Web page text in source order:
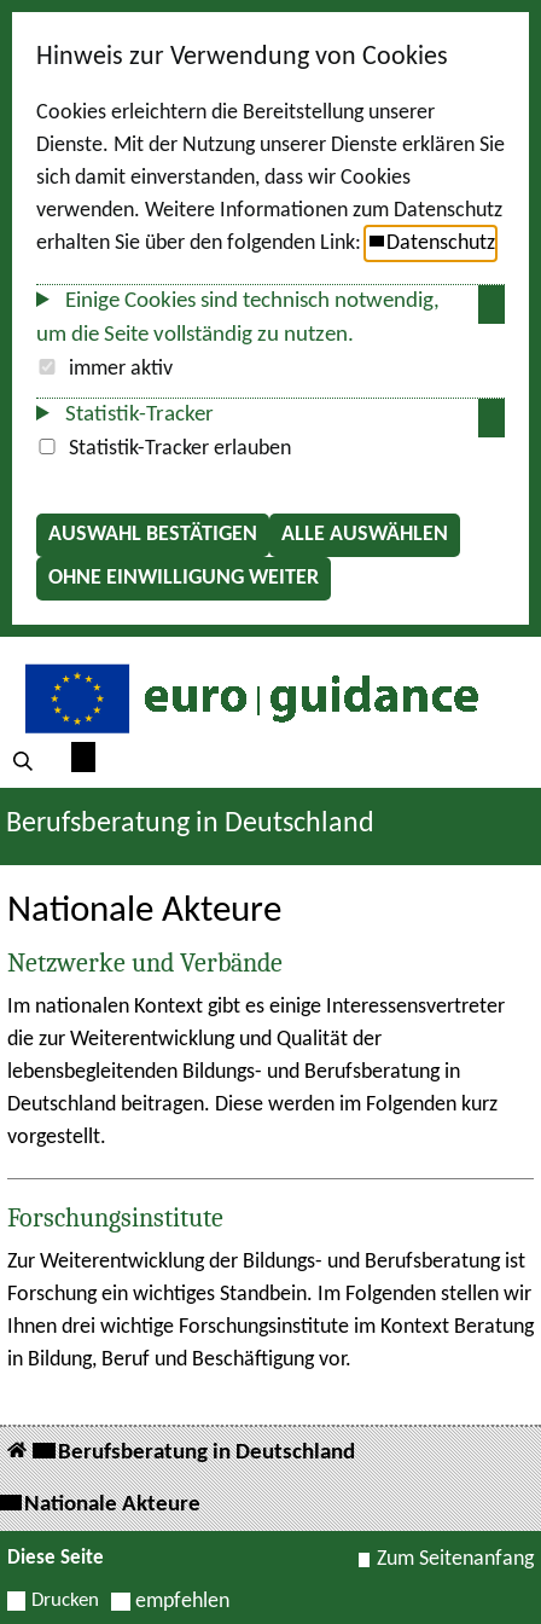
Hinweis zur Verwendung von Cookies
Cookies erleichtern die Bereitstellung unserer
Dienste. Mit der Nutzung unserer Dienste erklären Sie
sich damit einverstanden, dass wir Cookies
verwenden. Weitere Informationen zum Datenschutz
erhalten Sie über den folgenden Link:
Datenschutz
Einige Cookies sind technisch notwendig,
um die Seite vollständig zu nutzen.
immer aktiv
Statistik-Tracker
Statistik-Tracker erlauben
AUSWAHL BESTÄTIGEN
ALLE AUSWÄHLEN
OHNE EINWILLIGUNG WEITER
Berufsberatung in Deutschland
Nationale Akteure
Netzwerke und Verbände
Im nationalen Kontext gibt es einige Interessensvertreter
die zur Weiterentwicklung und Qualität der
lebensbegleitenden Bildungs- und Berufsberatung in
Deutschland beitragen. Diese werden im Folgenden kurz
vorgestellt.
Forschungsinstitute
Zur Weiterentwicklung der Bildungs- und Berufsberatung ist
Forschung ein wichtiges Standbein. Im Folgenden stellen wir
Ihnen drei wichtige Forschungsinstitute im Kontext Beratung
in Bildung, Beruf und Beschäftigung vor.
Berufsberatung in Deutschland
Nationale Akteure
Diese Seite
Drucken empfehlen
Zum Seitenanfang